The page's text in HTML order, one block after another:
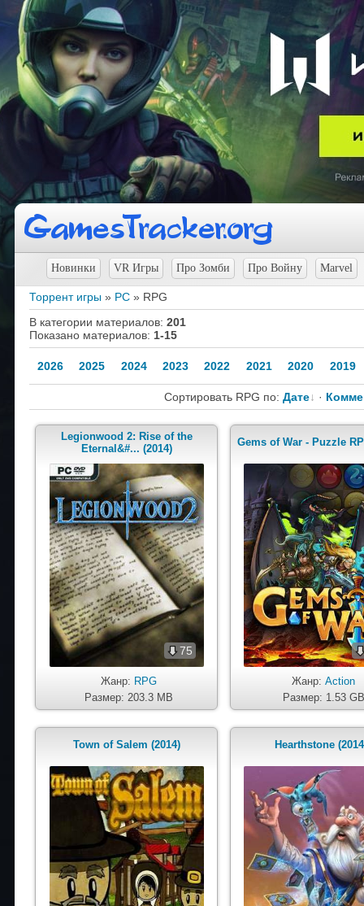
Новинки VR Игры Про Зомби Про Войну Marvel
Торрент игры » PC » RPG
В категории материалов: 201
Показано материалов: 1-15
2026 2025 2024 2023 2022 2021 2020 2019
Сортировать RPG по: Дате ·
Legionwood 2: Rise of the
Eternal&#... (2014)
75
Жанр: RPG
Размер: 203.3 MB
Gems of War - Puzzle
Жанр:Action
Размер: 1.53 GB
Town of Salem (2014) Hearthstone